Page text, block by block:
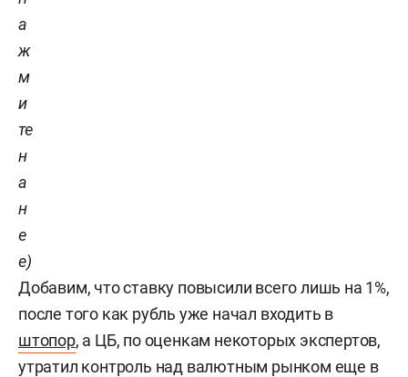
а
ж
м
и
те
н
а
н
е
е)
Добавим, что ставку повысили всего лишь на 1%,
после того как рубль уже начал входить в
штопор, а ЦБ, по оценкам некоторых экспертов,
утратил контроль над валютным рынком еще в